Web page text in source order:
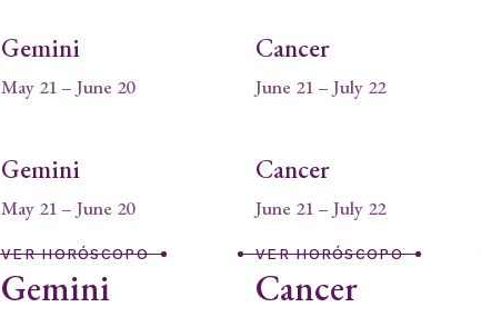
Gemini
May 21 – June 20
Gemini
May 21 – June 20
VER HORÓSCOPO
Gemini
Cancer
June 21 – July 22
Cancer
June 21 – July 22
VER HORÓSCOPO
Cancer